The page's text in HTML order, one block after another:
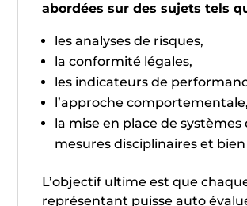
abordées sur des sujets tels
les analyses de risques,
la conformité légales,
les indicateurs de
l’approche comportementale,
la mise en place de systèmes
mesures disciplinaires et bien
L’objectif ultime est que
représentant puisse auto